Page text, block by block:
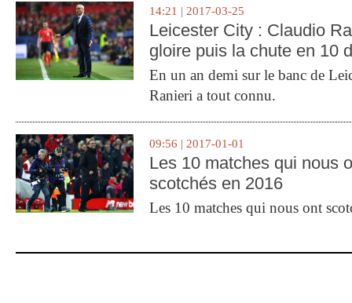
14:21 | 2017-03-25
Leicester City : Claudio
gloire puis la chute en 10
En un an demi sur le banc de
Ranieri a tout connu.
09:56 | 2017-01-01
Les 10 matches qui nous
scotchés en 2016
Les 10 matches qui nous ont